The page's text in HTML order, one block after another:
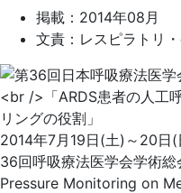
掲載：2014年08月
文責：レスピラトリ
2014年7月19日(土)～20日
36回呼吸療法医学会学術
Pressure Monitoring on